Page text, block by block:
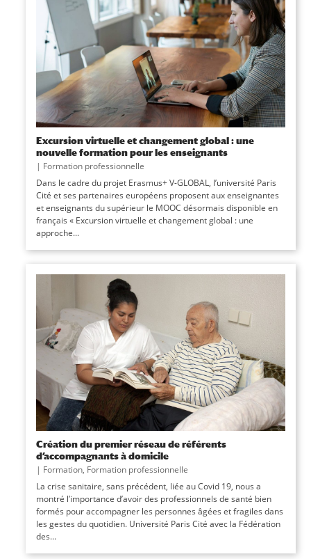
Excursion virtuelle et changement global : une
nouvelle formation pour les enseignants
| Formation professionnelle
Dans le cadre du projet Erasmus+ V-GLOBAL, l’université Paris
Cité et ses partenaires européens proposent aux enseignantes
et enseignants du supérieur le MOOC désormais disponible en
français « Excursion virtuelle et changement global : une
approche...
Création du premier réseau de référents
d’accompagnants à domicile
| Formation, Formation professionnelle
La crise sanitaire, sans précédent, liée au Covid 19, nous a
montré l’importance d’avoir des professionnels de santé bien
formés pour accompagner les personnes âgées et fragiles dans
les gestes du quotidien. Université Paris Cité avec la Fédération
des...